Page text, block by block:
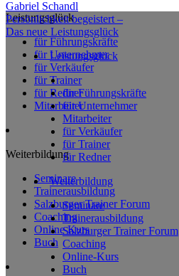
Gabriel Schandl
Persönlichkeit begeistert –
Das neue Leistungsglück
Leistungsglück
für Führungskräfte
für Unternehmer
Mitarbeiter
für Verkäufer
für Trainer
für Redner
Weiterbildung
Seminare
Trainerausbildung
Salzburger Trainer Forum
Coaching
Online-Kurs
Buch
Leistungsglück
für Führungskräfte
für Unternehmer
für Verkäufer
für Trainer
für Redner
Mitarbeiter
Weiterbildung
Seminare
Trainerausbildung
Salzburger Trainer Forum
Coaching
Online Kurs
Buch